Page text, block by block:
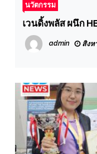
นวัตกรรม
เวนดิ้งพลัส ผนึก
admin สิงห